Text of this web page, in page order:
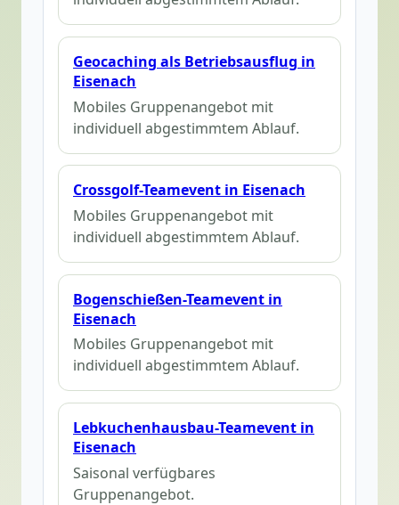
Geocaching als Betriebsausflug in
Eisenach
Mobiles Gruppenangebot mit
individuell abgestimmtem Ablauf.
Crossgolf-Teamevent in Eisenach
Mobiles Gruppenangebot mit
individuell abgestimmtem Ablauf.
Bogenschießen-Teamevent in
Eisenach
Mobiles Gruppenangebot mit
individuell abgestimmtem Ablauf.
Lebkuchenhausbau-Teamevent in
Eisenach
Saisonal verfügbares
Gruppenangebot.